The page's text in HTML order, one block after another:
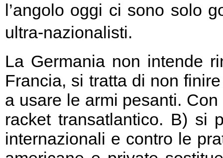
l’angolo oggi ci sono solo
ultra-nazionalisti.
La Germania non intende
Francia, si tratta di non
a usare le armi pesanti.
racket transatlantico. B) si
internazionali e contro le